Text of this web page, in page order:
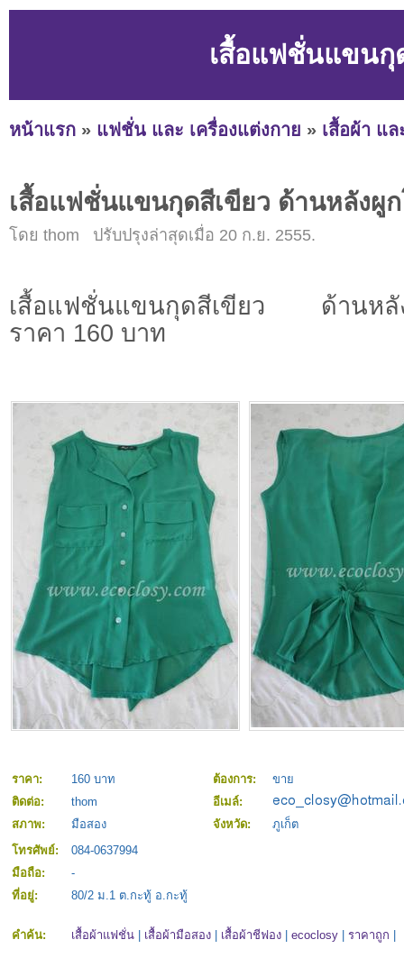
เสื้อแฟชั่นแขนกุ
หน้าแรก » แฟชั่น และ เครื่องแต่งกาย » เสื้อผ้า แล
เสื้อแฟชั่นแขนกุดสีเขียว ด้านหลังผู
โดย thom ปรับปรุงล่าสุดเมื่อ 20 ก.ย. 2555.
เสื้อแฟชั่นแขนกุดสีเขียว ด้านหลัง
ราคา 160 บาท
ราคา: 160 บาท ต้องการ:
ขาย
ติดต่อ:
thom
อีเมล์:
สภาพ:
มือสอง จังหวัด:
ภูเก็ต
โทรศัพย์:
084-0637994
มือถือ:
-
ที่อยู่:
80/2 ม.1 ต.กะทู้ อ.กะทู้
คำค้น: เสื้อผ้าแฟชั่น เสื้อผ้ามือสอง เสื้อผ้าชีฟอง ecoclosy ราคาถูก